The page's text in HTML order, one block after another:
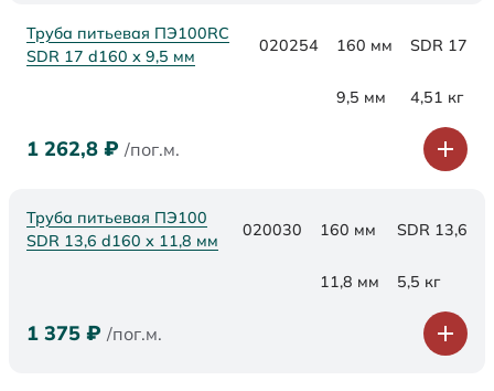
Труба питьевая ПЭ100RC
SDR 17 d160 х 9,5 мм
020254 160 мм SDR 17
9,5 мм 4,51 кг
1 262,8 ₽ /пог.м.
Труба питьевая ПЭ100
SDR 13,6 d160 х 11,8 мм
020030 160 мм SDR 13,6
11,8 мм 5,5 кг
1 375 ₽ /пог.м.